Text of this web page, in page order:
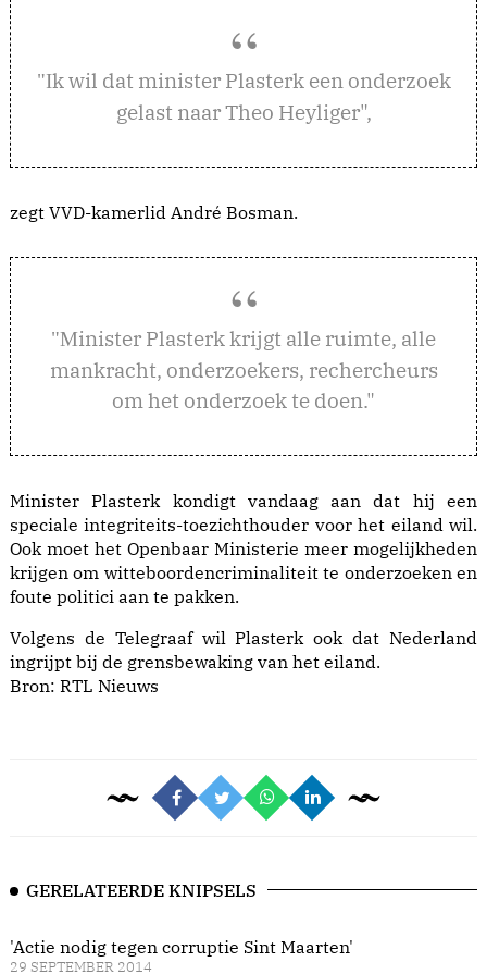
"Ik wil dat minister Plasterk een onderzoek
gelast naar Theo Heyliger",
zegt VVD-kamerlid André Bosman.
"Minister Plasterk krijgt alle ruimte, alle
mankracht, onderzoekers, rechercheurs
om het onderzoek te doen."
Minister Plasterk kondigt vandaag aan dat hij een
speciale integriteits-toezichthouder voor het eiland wil.
Ook moet het Openbaar Ministerie meer mogelijkheden
krijgen om witteboordencriminaliteit te onderzoeken en
foute politici aan te pakken.
Volgens de Telegraaf wil Plasterk ook dat Nederland
ingrijpt bij de grensbewaking van het eiland.
Bron: RTL Nieuws
GERELATEERDE KNIPSELS
'Actie nodig tegen corruptie Sint Maarten'
29 SEPTEMBER 2014